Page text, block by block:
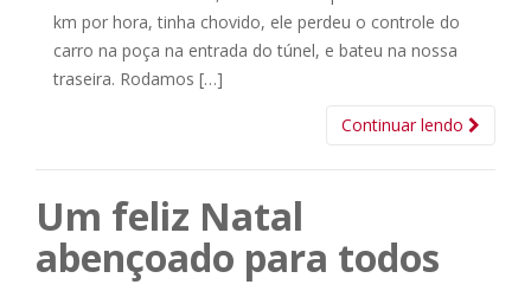
km por hora, tinha chovido, ele perdeu o controle do
carro na poça na entrada do túnel, e bateu na nossa
traseira. Rodamos […]
Continuar lendo
Um feliz Natal
abençoado para todos